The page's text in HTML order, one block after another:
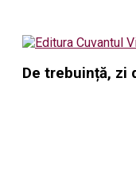
De trebuință, zi